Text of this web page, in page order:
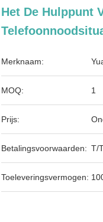
Het De Hulppunt
Merknaam:
MOQ: 1
Prijs:
Betalingsvoorwaarden: T/
Toeleveringsvermogen: